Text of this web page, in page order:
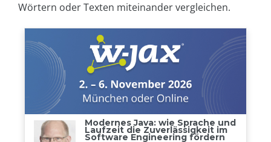
Wörtern oder Texten miteinander vergleichen.